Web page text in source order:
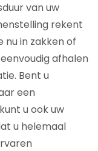
van uw
rekent
nu in zakken of
afhalen
Bent u
een
u ook uw
u helemaal